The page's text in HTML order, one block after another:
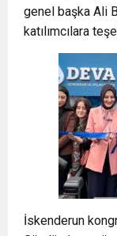
genel başka Ali
katılımcılara
İskenderun